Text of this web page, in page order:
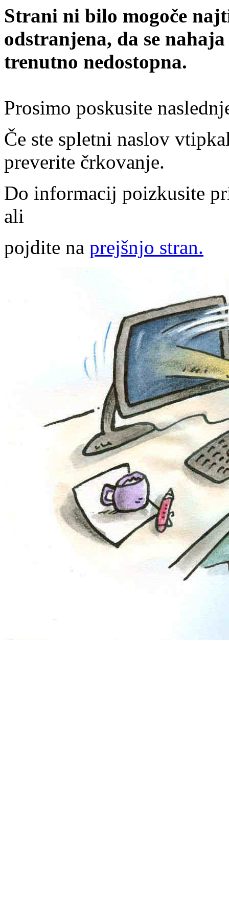
Strani ni bilo mogoče
odstranjena, da se
trenutno nedostopna.
Prosimo poskusite
Če ste spletni naslov
preverite črkovanje.
Do informacij poizkusite
ali
pojdite na prejšnjo stran.